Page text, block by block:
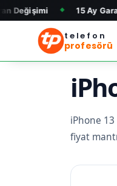
◆ 15 Ay Garantili Piller
telefon
profesörü
iPhone
fiyat